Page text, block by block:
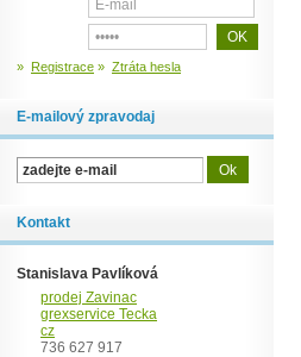
» Registrace » Ztráta hesla
E-mailový zpravodaj
Kontakt
Stanislava Pavlíková
prodej Zavinac
grexservice Tecka
cz
736 627 917